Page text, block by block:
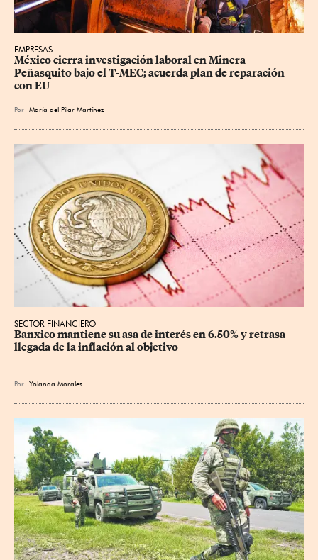
EMPRESAS
México cierra investigación laboral en Minera
Peñasquito bajo el T-MEC; acuerda plan de reparación
con EU
Por María del Pilar Martínez
SECTOR FINANCIERO
Banxico mantiene su asa de interés en 6.50% y retrasa
llegada de la inflación al objetivo
Por Yolanda Morales